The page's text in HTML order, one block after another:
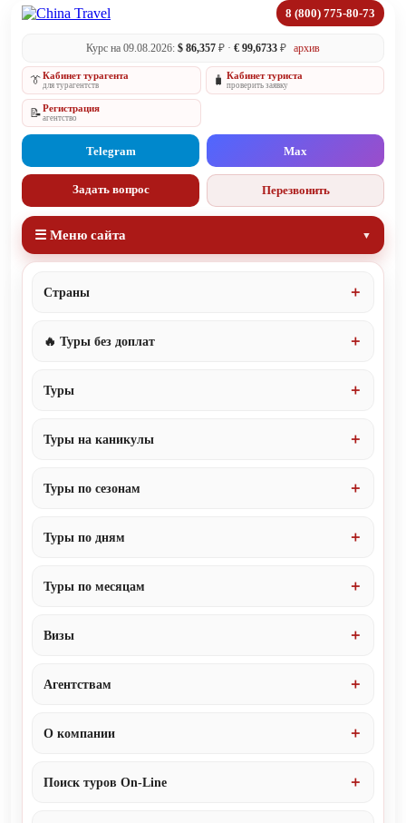
8 (800) 775-80-73
Курс на 09.08.2026: $ 86,357 ₽ · € 99,6733 ₽ архив
👔Кабинет турагента
для турагентств 🧳 Кабинет туриста
проверить заявку
📝Регистрация
агентство
Telegram Max
Задать вопрос Перезвонить
☰ Меню сайта
Страны
🔥 Туры без доплат
Туры
Туры на каникулы
Туры по сезонам
Туры по дням
Туры по месяцам
Визы
Агентствам
О компании
Поиск туров On-Line